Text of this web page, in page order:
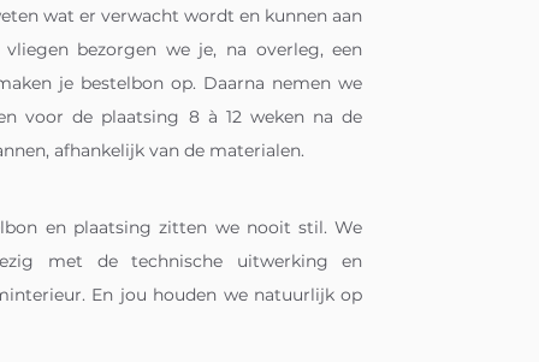
wat er verwacht wordt en kunnen aan
bezorgen we je, na overleg, een
je bestelbon op. Daarna nemen we
voor de plaatsing 8 à 12 weken na de
afhankelijk van de materialen.
en plaatsing zitten we nooit stil. We
met de technische uitwerking en
En jou houden we natuurlijk op